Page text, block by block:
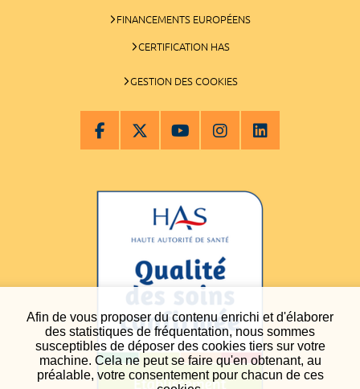
Afin de vous proposer du contenu enrichi et d'élaborer
des statistiques de fréquentation, nous sommes
susceptibles de déposer des cookies tiers sur votre
machine. Cela ne peut se faire qu'en obtenant, au
préalable, votre consentement pour chacun de ces
FINANCEMENTS EUROPÉENS
CERTIFICATION HAS
GESTION DES COOKIES